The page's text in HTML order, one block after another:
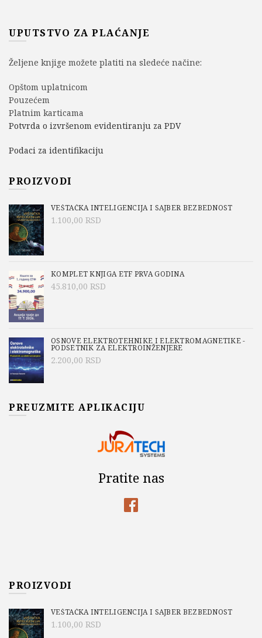
UPUTSTVO ZA PLAĆANJE
Željene knjige možete platiti na sledeće načine:
Opštom uplatnicom
Pouzećem
Platnim karticama
Potvrda o izvršenom evidentiranju za PDV
Podaci za identifikaciju
PROIZVODI
VEŠTAČKA INTELIGENCIJA I SAJBER BEZBEDNOST
1.100,00 RSD
KOMPLET KNJIGA ETF PRVA GODINA
45.810,00 RSD
OSNOVE ELEKTROTEHNIKE I ELEKTROMAGNETIKE -
PODSETNIK ZA ELEKTROINŽENJERE
2.200,00 RSD
PREUZMITE APLIKACIJU
Pratite nas
PROIZVODI
VEŠTAČKA INTELIGENCIJA I SAJBER BEZBEDNOST
1.100,00 RSD